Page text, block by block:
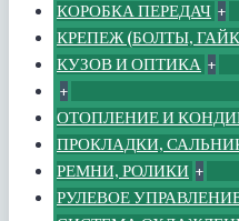
КОРОБКА ПЕРЕДАЧ +
КРЕПЕЖ (БОЛТЫ,
КУЗОВ И ОПТИКА +
+
ОТОПЛЕНИЕ И
ПРОКЛАДКИ,
РЕМНИ, РОЛИКИ +
РУЛЕВОЕ